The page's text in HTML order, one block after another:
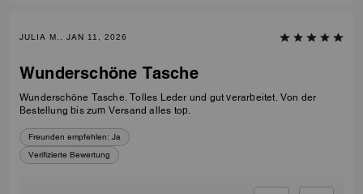
JULIA M., JAN 11, 2026
Wunderschöne Tasche
Wunderschöne Tasche. Tolles Leder und gut verarbeitet. Von der
Bestellung bis zum Versand alles top.
Freunden empfehlen: Ja
Verifizierte Bewertung